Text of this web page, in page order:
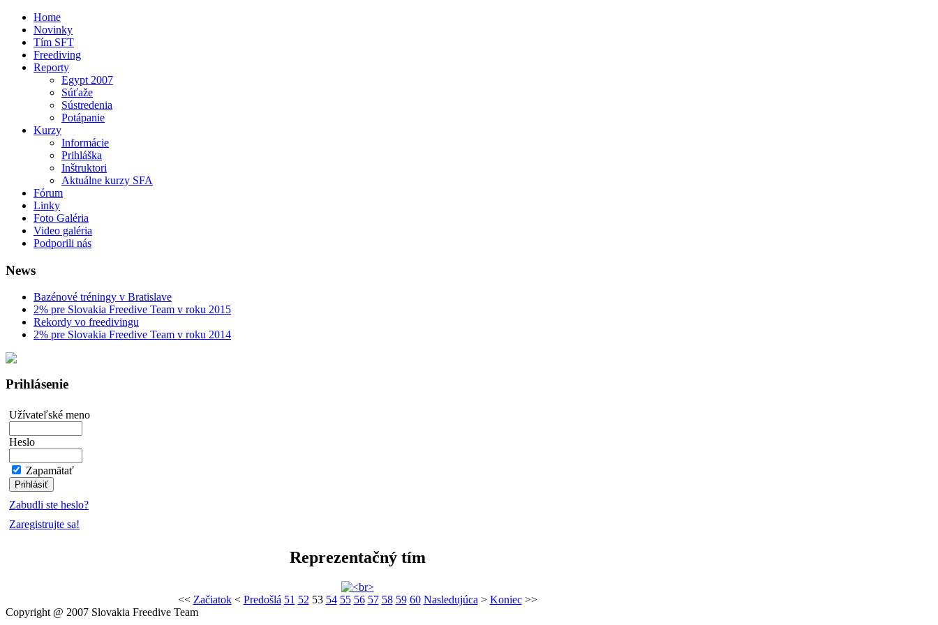
Home
Novinky
Tím SFT
Freediving
Reporty
Egypt 2007
Súťaže
Sústredenia
Potápanie
Kurzy
Informácie
Prihláška
Inštruktori
Aktuálne kurzy SFA
Fórum
Linky
Foto Galéria
Video galéria
Podporili nás
News
Bazénové tréningy v Bratislave
2% pre Slovakia Freedive Team v roku 2015
Rekordy vo freedivingu
2% pre Slovakia Freedive Team v roku 2014
Prihlásenie
Užívateľské meno
Heslo
Zapamätať
Zabudli ste heslo?
Zaregistrujte sa!
Reprezentačný tím
<< Začiatok< Predošlá 51 52 53 54 55 56 57 58 59 60 Nasledujúca > Koniec>>
Copyright @ 2007 Slovakia Freedive Team